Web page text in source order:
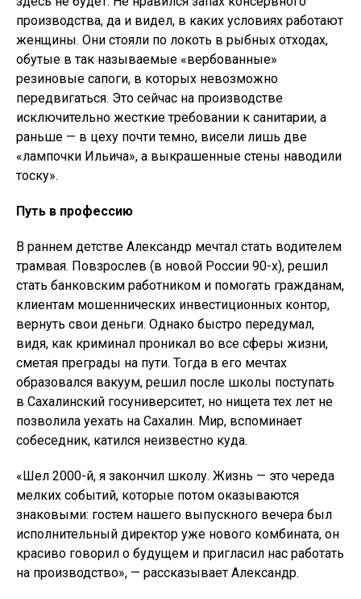
производства, да и видел, в каких условиях работают
женщины. Они стояли по локоть в рыбных отходах,
обутые в так называемые «вербованные»
резиновые сапоги, в которых невозможно
передвигаться. Это сейчас на производстве
исключительно жесткие требовании к санитарии, а
раньше — в цеху почти темно, висели лишь две
«лампочки Ильича», а выкрашенные стены наводили
тоску».
Путь в профессию
В раннем детстве Александр мечтал стать водителем
трамвая. Повзрослев (в новой России 90-х), решил
стать банковским работником и помогать гражданам,
клиентам мошеннических инвестиционных контор,
вернуть свои деньги. Однако быстро передумал,
видя, как криминал проникал во все сферы жизни,
сметая преграды на пути. Тогда в его мечтах
образовался вакуум, решил после школы поступать
в Сахалинский госуниверситет, но нищета тех лет не
позволила уехать на Сахалин. Мир, вспоминает
собеседник, катился неизвестно куда.
«Шел 2000-й, я закончил школу. Жизнь — это череда
мелких событий, которые потом оказываются
знаковыми: гостем нашего выпускного вечера был
исполнительный директор уже нового комбината, он
красиво говорил о будущем и пригласил нас работать
на производство», — рассказывает Александр.